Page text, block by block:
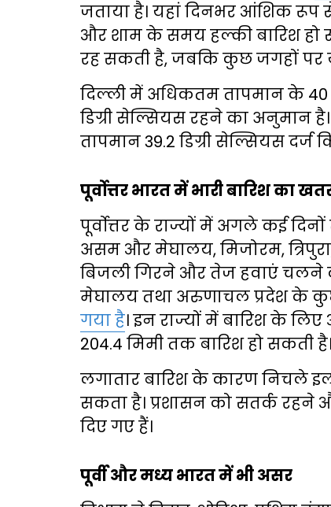
जताया है। यहां दिनभर आंशिक
और शाम के समय हल्की बारिश हो
रह सकती है, जबकि कुछ जगहों पर
दिल्ली में अधिकतम तापमान के
डिग्री सेल्सियस रहने का अनुमान
तापमान 39.2 डिग्री सेल्सियस दर्ज
पूर्वोत्तर भारत में भारी बारिश का
पूर्वोत्तर के राज्यों में अगले कई
असम और मेघालय, मिजोरम,
बिजली गिरने और तेज हवाएं चलने
मेघालय तथा अरुणाचल प्रदेश के
गया है। इन राज्यों में बारिश के
204.4 मिमी तक बारिश हो सकती है।
लगातार बारिश के कारण निचले
सकता है। प्रशासन को सतर्क रहने
दिए गए हैं।
पूर्वी और मध्य भारत में भी असर